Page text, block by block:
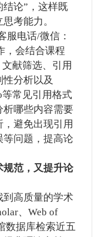
论”，这样既
考能力。
服电话/微信：
，会结合课程
献筛选、引用
分析以及
等常见引用格式
析哪些内容需要
避免出现引用
问题，提高论
范，又提升论
高质量的学术
、Web of
数据库检索近五